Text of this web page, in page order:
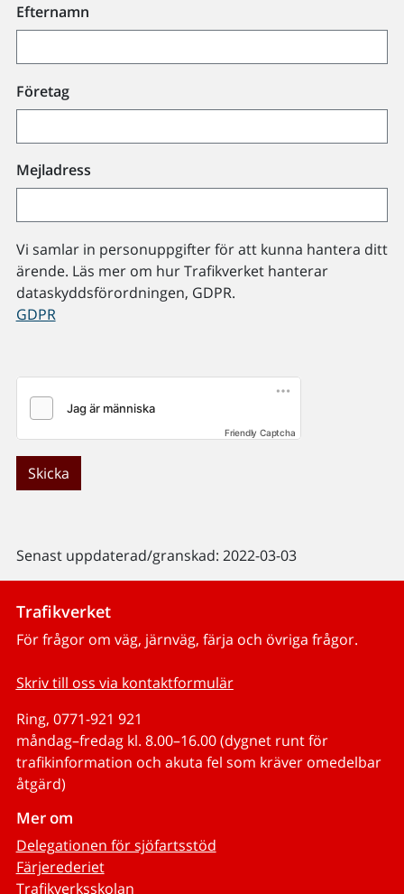
Efternamn
Företag
Mejladress
Vi samlar in personuppgifter för att kunna hantera ditt
ärende. Läs mer om hur Trafikverket hanterar
dataskyddsförordningen, GDPR.
GDPR
Friendly Captcha
Skicka
Senast uppdaterad/granskad: 2022-03-03
Trafikverket
För frågor om väg, järnväg, färja och övriga frågor.
Skriv till oss via kontaktformulär
Ring, 0771-921 921
måndag–fredag kl. 8.00–16.00 (dygnet runt för
trafikinformation och akuta fel som kräver omedelbar
åtgärd)
Mer om
Delegationen för sjöfartsstöd
Färjerederiet
Trafikverksskolan